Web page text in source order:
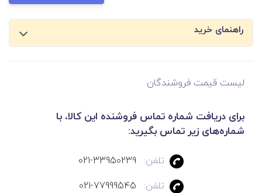
راهنمای خرید
لیست قیمت فروشندگان
برای دریافت شماره تماس فروشنده این کالا، با
شماره‌های زیر تماس بگیرید:
تلفن:
021-33950239
تلفن:
021-77999545